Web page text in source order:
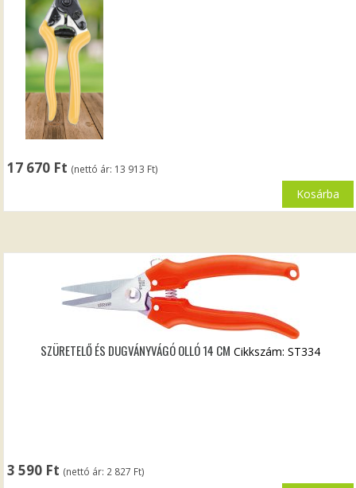
17 670 Ft (nettó ár: 13 913 Ft)
Kosárba
SZÜRETELŐ ÉS DUGVÁNYVÁGÓ OLLÓ 14 CM
3 590 Ft (nettó ár: 2 827 Ft)
Cikkszám: ST334